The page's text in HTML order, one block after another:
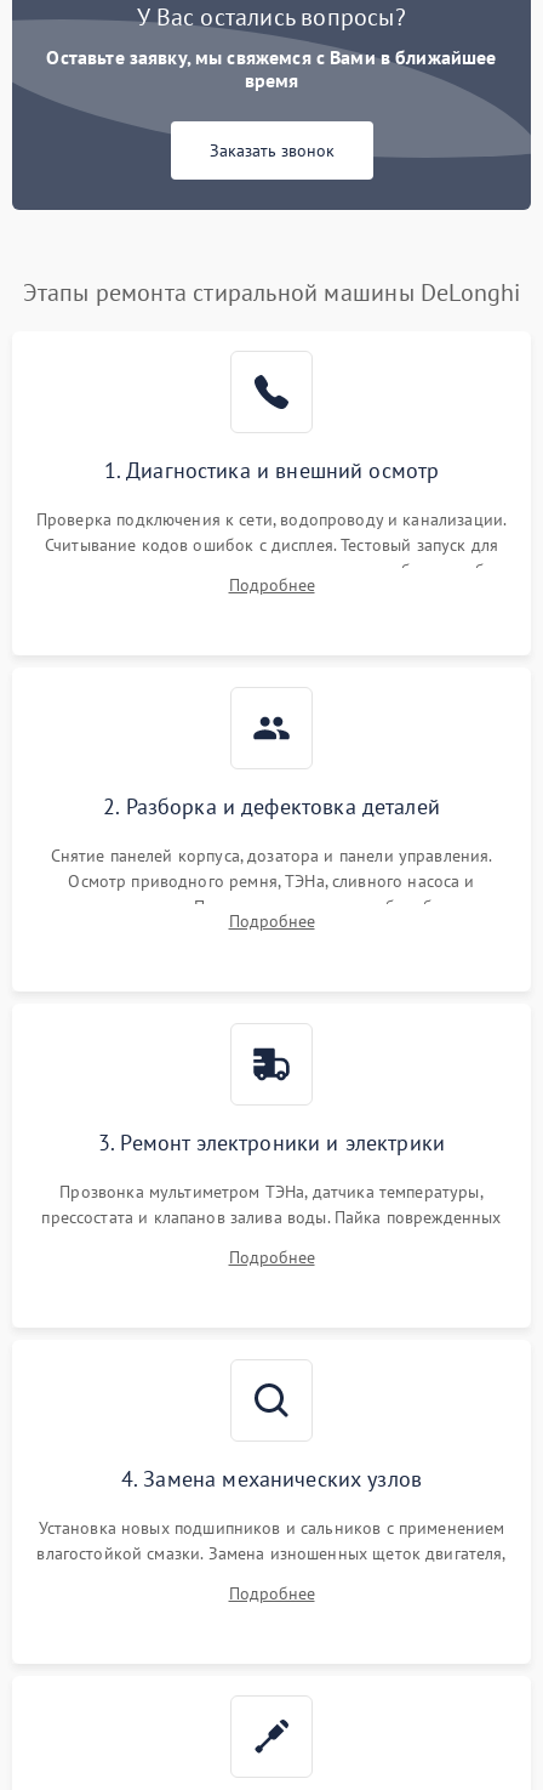
У Вас остались вопросы?
Оставьте заявку, мы свяжемся с Вами в ближайшее
время
Заказать звонок
Этапы ремонта стиральной машины DeLonghi
1. Диагностика и внешний осмотр
Проверка подключения к сети, водопроводу и канализации.
Считывание кодов ошибок с дисплея. Тестовый запуск для
выявления посторонних шумов, протечек или сбоев в работе
электронного модуля управления.
Подробнее
2. Разборка и дефектовка деталей
Снятие панелей корпуса, дозатора и панели управления.
Осмотр приводного ремня, ТЭНа, сливного насоса и
амортизаторов. Проверка подшипников барабана и
крестовины на износ, а манжеты люка на разрывы.
Подробнее
3. Ремонт электроники и электрики
Прозвонка мультиметром ТЭНа, датчика температуры,
прессостата и клапанов залива воды. Пайка поврежденных
Восстановление целостности проводки и контактов.
Подробнее
4. Замена механических узлов
Установка новых подшипников и сальников с применением
влагостойкой смазки. Замена изношенных щеток двигателя,
или поврежденной резиновой манжеты.
Подробнее